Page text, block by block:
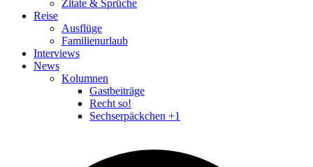
Zitate & Sprüche
Reise
Ausflüge
Familienurlaub
Interviews
News
Kolumnen
Gastbeiträge
Recht so!
Sechserpäckchen +1